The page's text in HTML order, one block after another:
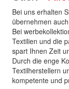
Bei uns erhalten
übernehmen
Bei
Textilien und die
spart Ihnen Zeit
Durch die enge
Textilherstellern
kompetente und